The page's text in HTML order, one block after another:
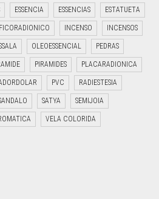
ESSENCIA ESSENCIAS ESTATUETA
INCENSO INCENSOS
OLEOESSENCIAL PEDRAS
PIRAMIDES PLACARADIONICA
PVC RADIESTESIA
SATYA SEMIJOIA
VELA COLORIDA